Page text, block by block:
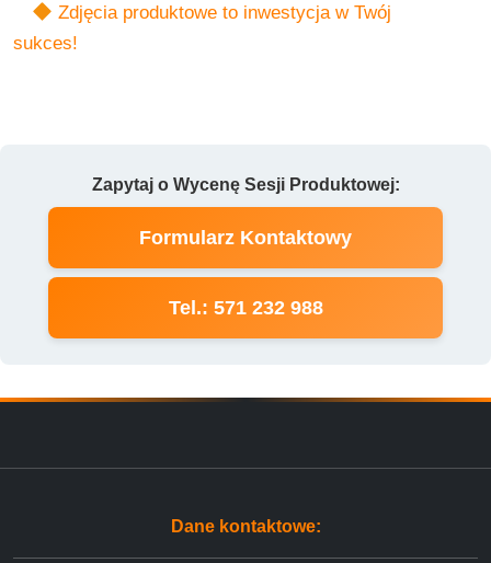
Zdjęcia produktowe to inwestycja w Twój
sukces!
Zapytaj o Wycenę Sesji Produktowej:
Formularz Kontaktowy
Tel.: 571 232 988
Dane kontaktowe: